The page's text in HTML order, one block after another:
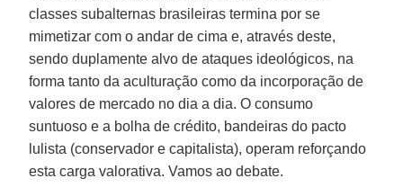
classes subalternas brasileiras termina por se
mimetizar com o andar de cima e, através deste,
sendo duplamente alvo de ataques ideológicos, na
forma tanto da aculturação como da incorporação de
valores de mercado no dia a dia. O consumo
suntuoso e a bolha de crédito, bandeiras do pacto
lulista (conservador e capitalista), operam reforçando
esta carga valorativa. Vamos ao debate.